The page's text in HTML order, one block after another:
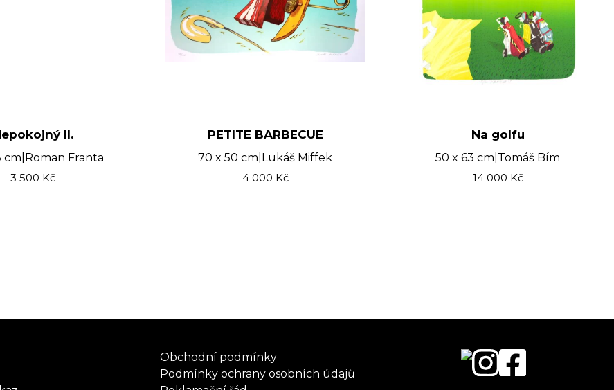
II.
cm Roman Franta
3 500 Kč
PETITE BARBECUE
70 x 50 cm Lukáš Miffek
4 000 Kč
Na golfu
50 x 63 cm Tomáš Bím
14 000 Kč
Obchodní podmínky
Podmínky ochrany osobních údajů